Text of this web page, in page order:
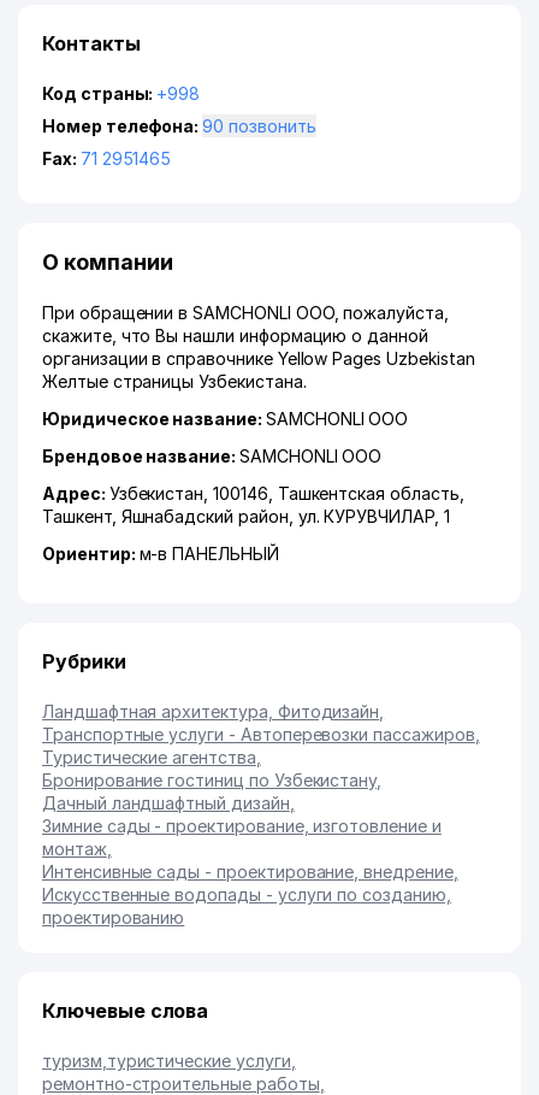
Контакты
Код страны: +998
Номер телефона:
90 позвонить
Fax: 71 2951465
О компании
При обращении в SAMCHONLI ООО, пожалуйста,
скажите, что Вы нашли информацию о данной
организации в справочнике Yellow Pages Uzbekistan
Желтые страницы Узбекистана.
Юридическое название: SAMCHONLI ООО
Брендовое название: SAMCHONLI ООО
Адрес: Узбекистан, 100146, Ташкентская область
Ташкент, Яшнабадский район ул. КУРУВЧИЛАР, 1
Ориентир: м-в ПАНЕЛЬНЫЙ
Рубрики
Ландшафтная архитектура, Фитодизайн
Транспортные услуги - Автоперевозки пассажиров
Туристические агентства
Бронирование гостиниц по Узбекистану,
Дачный ландшафтный дизайн
Зимние сады - проектирование, изготовление и
монтаж,
Интенсивные сады - проектирование, внедрение,
Искусственные водопады - услуги по созданию,
проектированию
Ключевые слова
туризм туристические услуги
ремонтно-строительные работы